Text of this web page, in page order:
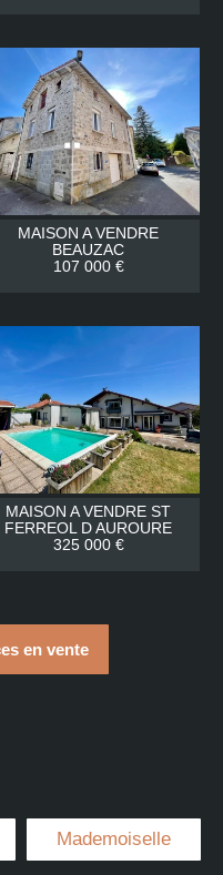
MAISON A VENDRE
BEAUZAC
107 000 €
MAISON A VENDRE ST
FERREOL D AUROURE
325 000 €
en vente
Mademoiselle